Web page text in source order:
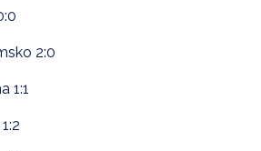
2:0
1:1